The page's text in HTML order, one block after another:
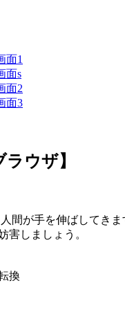
ウザ】
間が手を伸ばしてきま
害しましょう。
換